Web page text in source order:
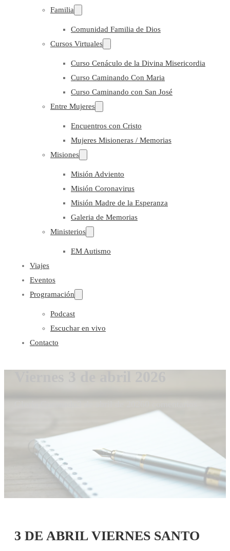
Familia
Comunidad Familia de Dios
Cursos Virtuales
Curso Cenáculo de la Divina Misericordia
Curso Caminando Con Maria
Curso Caminando con San José
Entre Mujeres
Encuentros con Cristo
Mujeres Misioneras / Memorias
Misiones
Misión Adviento
Misión Coronavirus
Misión Madre de la Esperanza
Galeria de Memorias
Ministerios
EM Autismo
Viajes
Eventos
Programación
Podcast
Escuchar en vivo
Contacto
3 DE ABRIL VIERNES SANTO